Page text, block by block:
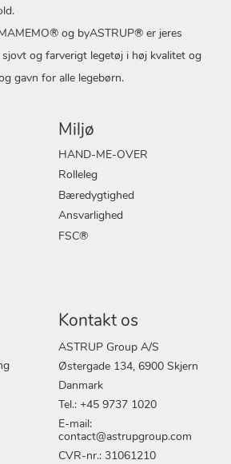
og byASTRUP® er jeres
og farverigt legetøj i høj kvalitet og
gavn for alle legebørn.
Miljø
HAND-ME-OVER
Rolleleg
Bæredygtighed
Ansvarlighed
FSC®
Kontakt os
ASTRUP Group A/S
Østergade 134, 6900 Skjern
Danmark
Tel.: +45 9737 1020
E-mail:
contact@astrupgroup.com
CVR-nr.: 31061210